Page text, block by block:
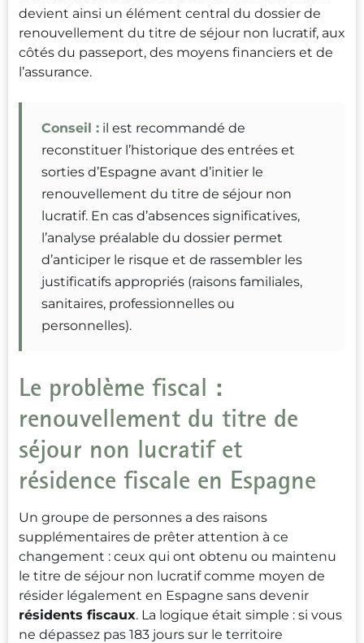
devient ainsi un élément central du dossier de
renouvellement du titre de séjour non lucratif, aux
côtés du passeport, des moyens financiers et de
l’assurance.
Conseil :il est recommandé de
reconstituer l’historique des entrées et
sorties d’Espagne avant d’initier le
renouvellement du titre de séjour non
lucratif. En cas d’absences significatives,
l’analyse préalable du dossier permet
d’anticiper le risque et de rassembler les
justificatifs appropriés (raisons familiales,
sanitaires, professionnelles ou
personnelles).
Le problème fiscal :
renouvellement du titre de
séjour non lucratif et
résidence fiscale en Espagne
Un groupe de personnes a des raisons
supplémentaires de prêter attention à ce
changement : ceux qui ont obtenu ou maintenu
le titre de séjour non lucratif comme moyen de
résider légalement en Espagne sans devenir
résidents fiscaux. La logique était simple : si vous
ne dépassez pas 183 jours sur le territoire